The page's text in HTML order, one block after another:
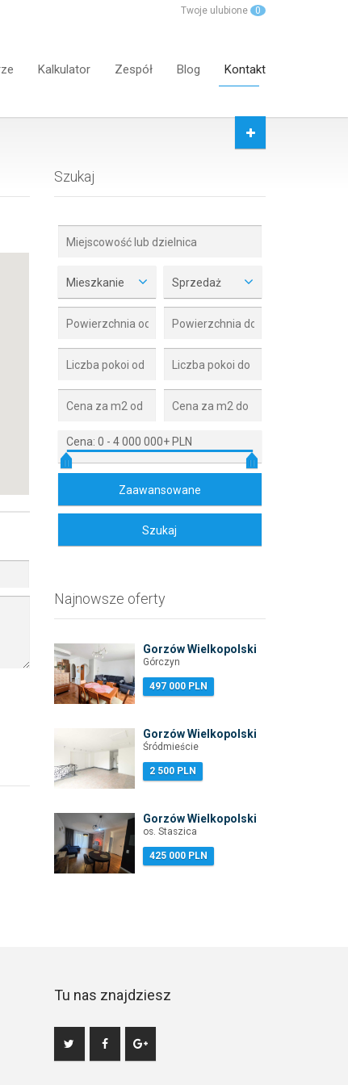
Twoje ulubione 0
Kalkulator Zespół Blog Kontakt
Szukaj
Mieszkanie Sprzedaż
Cena: 0 - 4 000 000+ PLN
Najnowsze oferty
Gorzów Wielkopolski
Górczyn
497 000 PLN
Gorzów Wielkopolski
Śródmieście
2 500 PLN
Gorzów Wielkopolski
os. Staszica
425 000 PLN
Tu nas znajdziesz